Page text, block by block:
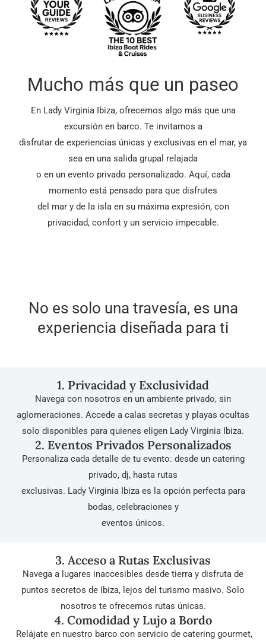
Mucho más que un paseo
En Lady Virginia Ibiza, ofrecemos algo más que una
excursión en barco. Te invitamos a
disfrutar de experiencias únicas y exclusivas en el mar, ya
sea en una salida grupal relajada
o en un evento privado personalizado. Aquí, cada
momento está pensado para que disfrutes
del mar y de la isla en su máxima expresión, con
privacidad, confort y un servicio impecable.
No es solo una travesía, es una
experiencia diseñada para ti
1. Privacidad y Exclusividad
Navega con nosotros en un ambiente privado, sin
aglomeraciones. Accede a calas secretas y playas ocultas
solo disponibles para quienes eligen Lady Virginia Ibiza.
2. Eventos Privados Personalizados
Personaliza cada detalle de tu evento: desde un catering
privado, dj, hasta rutas
exclusivas. Lady Virginia Ibiza es la opción perfecta para
bodas, celebraciones y
eventos únicos.
3. Acceso a Rutas Exclusivas
Navega a lugares inaccesibles desde tierra y disfruta de
puntos secretos de Ibiza, lejos del turismo masivo. Solo
nosotros te ofrecemos rutas únicas.
4. Comodidad y Lujo a Bordo
Relájate en nuestro barco con servicio de catering gourmet,